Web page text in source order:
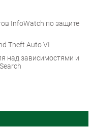
InfoWatch по защите
Theft Auto VI
над зависимостями и